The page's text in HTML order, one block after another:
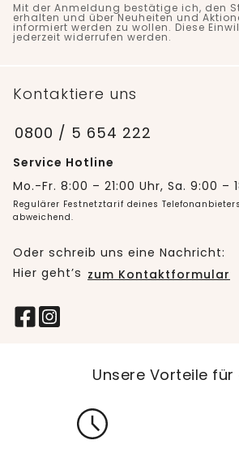
Mit der Anmeldung bestätige ich, den
erhalten und über Neuheiten und
informiert werden zu wollen. Diese
jederzeit widerrufen werden.
Kontaktiere uns
0800 / 5 654 222
Service Hotline
Mo.-Fr. 8:00 – 21:00 Uhr, Sa. 9:00 –
Regulärer Festnetztarif deines
abweichend.
Oder schreib uns eine Nachricht:
Hier geht’s zum Kontaktformular
Unsere Vorteile für